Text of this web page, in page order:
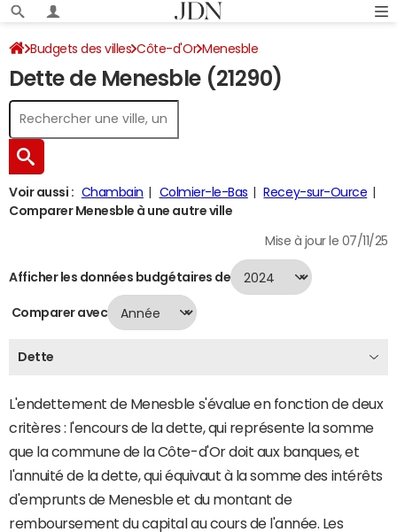
Budgets des villes Côte-d'Or Menesble
Dette au 31/12/2024
Dette de Menesble (21290)
Voir aussi : Chambain Colmier-le-Bas
Recey-sur-Ource
Comparer Menesble à une autre ville
Mise à jour le 07/11/25
Afficher les données budgétaires de
Comparer avec
Dette
L'endettement de Menesble s'évalue en fonction de deux
critères : l'encours de la dette, qui représente la somme
que la commune de la Côte-d'Or doit aux banques, et
l'annuité de la dette, qui équivaut à la somme des intérêts
d'emprunts de Menesble et du montant de
remboursement du capital au cours de l'année. Les